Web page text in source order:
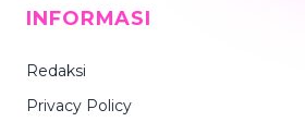
INFORMASI
Redaksi
Privacy Policy